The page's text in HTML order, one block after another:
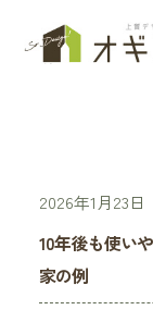
2026年1月23日
10年後も使い
家の例